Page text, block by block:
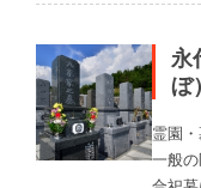
永
ぼ）
霊園
一般